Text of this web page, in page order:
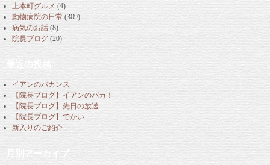
上本町グルメ (4)
動物病院の日常 (309)
病気のお話 (8)
院長ブログ (20)
最近の投稿
イアンのバカンス
【院長ブログ】イアンのバカ！
【院長ブログ】先日の放送
【院長ブログ】でかい
新入りのご紹介
月別アーカイブ